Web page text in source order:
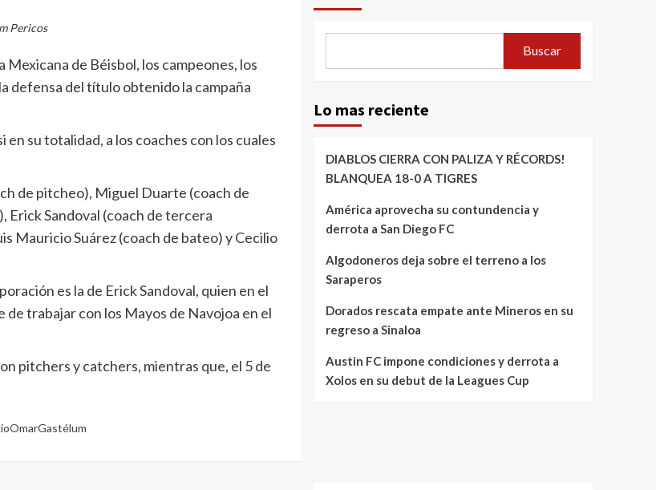
Pericos
Mexicana de Béisbol, los campeones, los
defensa del título obtenido la campaña
su totalidad, a los coaches con los cuales
de pitcheo), Miguel Duarte (coach de
Erick Sandoval (coach de tercera
Mauricio Suárez (coach de bateo) y Cecilio
es la de Erick Sandoval, quien en el
trabajar con los Mayos de Navojoa en el
pitchers y catchers, mientras que, el 5 de
Buscar
Lo mas reciente
DIABLOS CIERRA CON PALIZA Y RÉCORDS!
BLANQUEA 18-0 A TIGRES
América aprovecha su contundencia y
derrota a San Diego FC
Algodoneros deja sobre el terreno a los
Saraperos
Dorados rescata empate ante Mineros en su
regreso a Sinaloa
Austin FC impone condiciones y derrota a
Xolos en su debut de la Leagues Cup